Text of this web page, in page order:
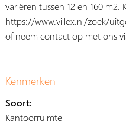
variëren tussen 12 en 160
https://www.villex.nl/zoek/
of neem contact op met ons
Kenmerken
Soort:
Kantoorruimte